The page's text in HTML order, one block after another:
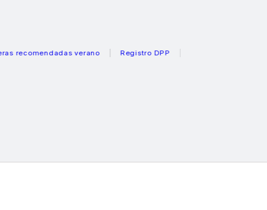
verano Registro DPP